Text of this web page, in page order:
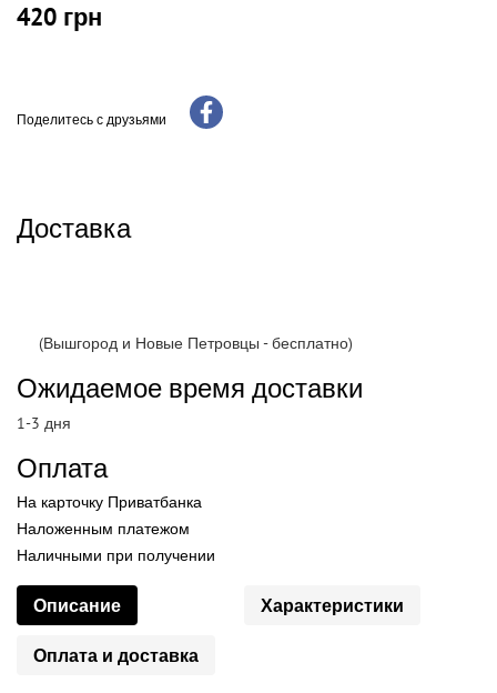
420 грн
Поделитесь с друзьями
Доставка
(Вышгород и Новые Петровцы - бесплатно)
Ожидаемое время доставки
1-3 дня
Оплата
На карточку Приватбанка
Наложенным платежом
Наличными при получении
Описание Характеристики
Оплата и доставка